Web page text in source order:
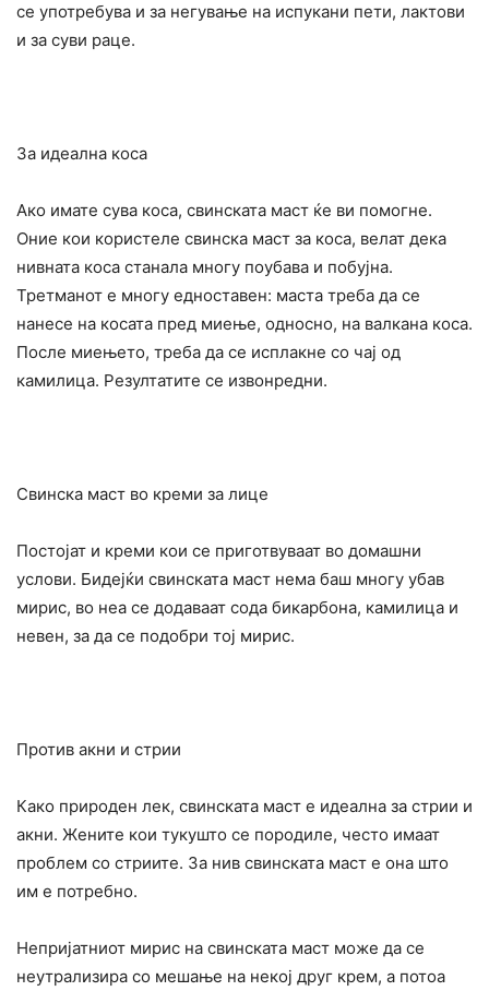
се употребува и за негување на испукани пети, лактови
и за суви раце.
За идеална коса
Ако имате сува коса, свинската маст ќе ви помогне.
Оние кои користеле свинска маст за коса, велат дека
нивната коса станала многу поубава и побујна.
Третманот е многу едноставен: маста треба да се
нанесе на косата пред миење, односно, на валкана коса.
После миењето, треба да се исплакне со чај од
камилица. Резултатите се извонредни.
Свинска маст во креми за лице
Постојат и креми кои се приготвуваат во домашни
услови. Бидејќи свинската маст нема баш многу убав
мирис, во неа се додаваат сода бикарбона, камилица и
невен, за да се подобри тој мирис.
Против акни и стрии
Како природен лек, свинската маст е идеална за стрии и
акни. Жените кои тукушто се породиле, често имаат
проблем со стриите. За нив свинската маст е она што
им е потребно.
Непријатниот мирис на свинската маст може да се
неутрализира со мешање на некој друг крем, а потоа